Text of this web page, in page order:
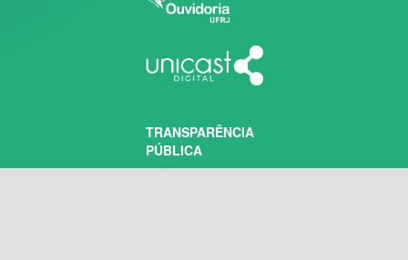
TRANSPARÊNCIA
PÚBLICA